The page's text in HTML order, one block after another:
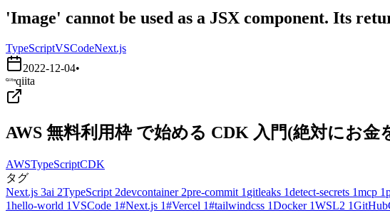
'Image' cannot be used as a JSX component. Its
TypeScriptVSCodeNext.js
2022-12-04•
qiita
AWS 無料利用枠 で始める CDK 入門(絶対にお金
AWSTypeScriptCDK
タグ
Next.js 3ai 2TypeScript 2devcontainer 2pre-commit 1 gitleaks 1detect-secrets 1mcp 1
1hello-world 1VSCode 1#Next.js 1#Vercel 1#tailwindcss 1Docker 1WSL2 1